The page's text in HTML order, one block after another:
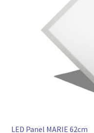
LED Panel MARIE 62cm